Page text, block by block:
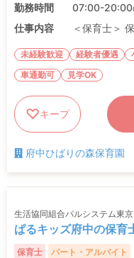
勤務時間
07:00-20:00
仕事内容
＜保育士＞
未経験歓迎 経験者優遇
車通勤可
見学OK
キープ
府中ひばりの森保育園
生活協同組合パルシステム東京
ぱるキッズ府中の保育
保育士 パート・アルバイト